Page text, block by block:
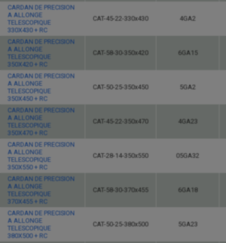
CARDAN DE PRECISION
A ALLONGE
TELESCOPIQUE
330X430 + RC
CAT-45-22-330x430 4GA2
CARDAN DE PRECISION
A ALLONGE
TELESCOPIQUE
350X420 + RC
CAT-58-30-350x420 6GA15
CARDAN DE PRECISION
A ALLONGE
TELESCOPIQUE
350X450 + RC
CAT-50-25-350x450 5GA2
CARDAN DE PRECISION
A ALLONGE
TELESCOPIQUE
350X470 + RC
CAT-45-22-350x470 4GA23
CARDAN DE PRECISION
A ALLONGE
TELESCOPIQUE
350X550 + RC
CAT-28-14-350x550 05GA32
CARDAN DE PRECISION
A ALLONGE
TELESCOPIQUE
370X455 + RC
CAT-58-30-370x455 6GA18
CARDAN DE PRECISION
A ALLONGE
TELESCOPIQUE
380X500 + RC
CAT-50-25-380x500 5GA23